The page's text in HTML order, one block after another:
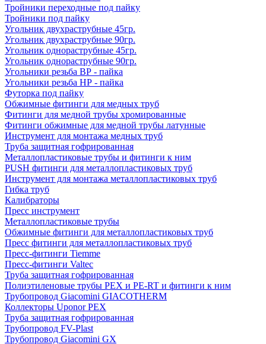
Тройники переходные под пайку
Тройники под пайку
Угольник двухраструбные 45гр.
Угольник двухраструбные 90гр.
Угольник однораструбные 45гр.
Угольник однораструбные 90гр.
Угольники резьба ВР - пайка
Угольники резьба НР - пайка
Футорка под пайку
Обжимные фитинги для медных труб
Фитинги для медной трубы хромированные
Фитинги обжимные для медной трубы латунные
Инструмент для монтажа медных труб
Труба защитная гофрированная
Металлопластиковые трубы и фитинги к ним
PUSH фитинги для металлопластиковых труб
Инструмент для монтажа металлопластиковых труб
Гибка труб
Калибраторы
Пресс инструмент
Металлопластиковые трубы
Обжимные фитинги для металлопластиковых труб
Пресс фитинги для металлопластиковых труб
Пресс-фитинги Tiemme
Пресс-фитинги Valtec
Труба защитная гофрированная
Полиэтиленовые трубы PEX и PE-RT и фитинги к ним
Трубопровод Giacomini GIACOTHERM
Коллекторы Uponor PEX
Труба защитная гофрированная
Трубопровод FV-Plast
Трубопровод Giacomini GX